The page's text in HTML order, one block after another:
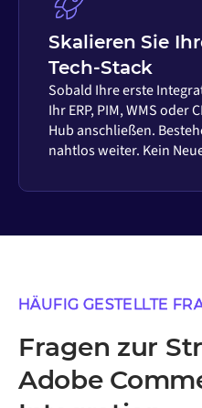
Skalieren Sie
Tech-Stack
Sobald Ihre erste
Ihr ERP, PIM, WMS oder
Hub anschließen.
nahtlos weiter. Kein
HÄUFIG GESTELLTE
Fragen zur
Adobe